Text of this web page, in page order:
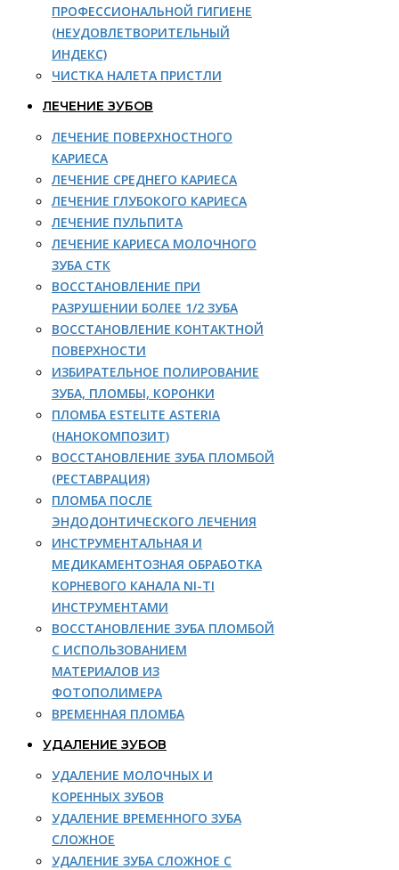
ПРОФЕССИОНАЛЬНОЙ ГИГИЕНЕ
(НЕУДОВЛЕТВОРИТЕЛЬНЫЙ
ИНДЕКС)
ЧИСТКА НАЛЕТА ПРИСТЛИ
ЛЕЧЕНИЕ ЗУБОВ
ЛЕЧЕНИЕ ПОВЕРХНОСТНОГО
КАРИЕСА
ЛЕЧЕНИЕ СРЕДНЕГО КАРИЕСА
ЛЕЧЕНИЕ ГЛУБОКОГО КАРИЕСА
ЛЕЧЕНИЕ ПУЛЬПИТА
ЛЕЧЕНИЕ КАРИЕСА МОЛОЧНОГО
ЗУБА СТК
ВОССТАНОВЛЕНИЕ ПРИ
РАЗРУШЕНИИ БОЛЕЕ 1/2 ЗУБА
ВОССТАНОВЛЕНИЕ КОНТАКТНОЙ
ПОВЕРХНОСТИ
ИЗБИРАТЕЛЬНОЕ ПОЛИРОВАНИЕ
ЗУБА, ПЛОМБЫ, КОРОНКИ
ПЛОМБА ESTELITE ASTERIA
(НАНОКОМПОЗИТ)
ВОССТАНОВЛЕНИЕ ЗУБА ПЛОМБОЙ
(РЕСТАВРАЦИЯ)
ПЛОМБА ПОСЛЕ
ЭНДОДОНТИЧЕСКОГО ЛЕЧЕНИЯ
ИНСТРУМЕНТАЛЬНАЯ И
МЕДИКАМЕНТОЗНАЯ ОБРАБОТКА
КОРНЕВОГО КАНАЛА NI-TI
ИНСТРУМЕНТАМИ
ВОССТАНОВЛЕНИЕ ЗУБА ПЛОМБОЙ
С ИСПОЛЬЗОВАНИЕМ
МАТЕРИАЛОВ ИЗ
ФОТОПОЛИМЕРА
ВРЕМЕННАЯ ПЛОМБА
УДАЛЕНИЕ ЗУБОВ
УДАЛЕНИЕ МОЛОЧНЫХ И
КОРЕННЫХ ЗУБОВ
УДАЛЕНИЕ ВРЕМЕННОГО ЗУБА
СЛОЖНОЕ
УДАЛЕНИЕ ЗУБА СЛОЖНОЕ С